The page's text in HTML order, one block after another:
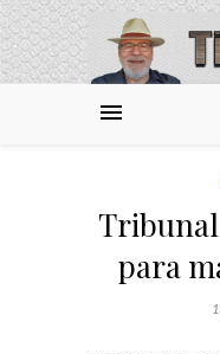
Tribunal
para